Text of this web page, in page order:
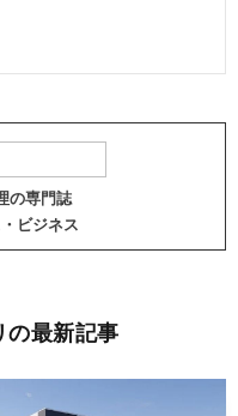
の専門誌
ビジネス
の最新記事